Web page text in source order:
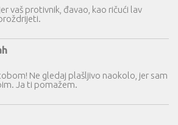
vaš protivnik, đavao, kao ričući lav
Ne gledaj plašljivo naokolo, jer sam
Ja ti pomažem.